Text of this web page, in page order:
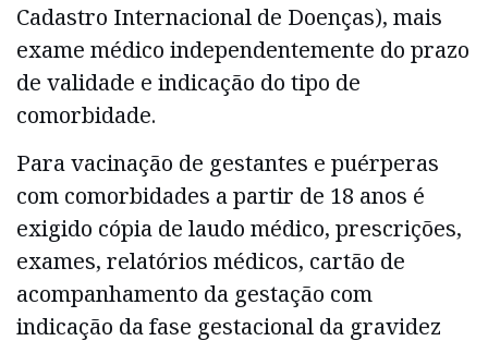
Cadastro Internacional de Doenças), mais
exame médico independentemente do prazo
de validade e indicação do tipo de
comorbidade.
Para vacinação de gestantes e puérperas
com comorbidades a partir de 18 anos é
exigido cópia de laudo médico, prescrições,
exames, relatórios médicos, cartão de
acompanhamento da gestação com
indicação da fase gestacional da gravidez